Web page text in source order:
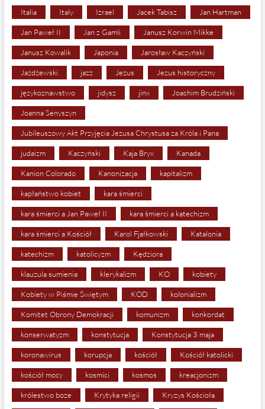
Italia Italy Izrael Jacek Tabisz Jan Hartman
Jan Paweł II Jan z Gamli Janusz Korwin Mikke
Janusz Kowalik Japonia Jarosław Kaczyński
Jażdżewski jazz Jezus Jezus historyczny
językoznawstwo jidysz jinx Joachim Brudziński
Joanna Senyszyn
Jubileuszowy Akt Przyjęcia Jezusa Chrystusa za Króla i Pana
judaizm Kaczyński Kaja Bryx Kanada
Kanion Colorado Kanonizacja kapitalizm
kapłaństwo kobiet kara śmierci
kara śmierci a Jan Paweł II kara śmierci a katechizm
kara śmierci a Kościół Karol Fjałkowski Katalonia
katechizm katolicyzm Kędziora
klauzula sumienia klerykalizm KO kobiety
Kobiety w Piśmie Świętym KOD kolonializm
Komitet Obrony Demokracji komunizm konkordat
konserwatyzm konstytucja Konstytucja 3 maja
koronawirus korupcja kościół Kościół katolicki
kościół mocy kosmici kosmos kreacjonizm
królestwo boze Krytyka religii Kryzys Kościoła